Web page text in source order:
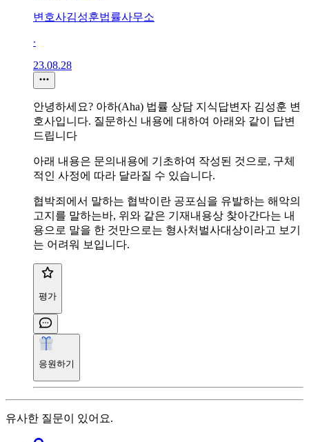
변호사김성훈법률사무소
∙
23.08.28
안녕하세요? 아하(Aha) 법률 상담 지식답변자 김성훈 변
호사입니다. 질문하신 내용에 대하여 아래와 같이 답변
드립니다
아래 내용은 문의내용에 기초하여 작성된 것으로, 구체
적인 사정에 따라 달라질 수 있습니다.
협박죄에서 말하는 협박이란 공포심을 유발하는 해악의
고지를 말하는바, 위와 같은 기재내용상 찾아간다는 내
용으로 말을 한 것만으로는 형사처벌사대상이라고 보기
는 어려워 보입니다.
평가
응원하기
유사한 질문이 있어요.